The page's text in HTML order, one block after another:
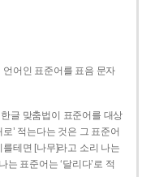
어인 표준어를 표음 문자
글 맞춤법이 표준어를 대상
’ 적는다는 것은 그 표준어
테면 [나무]라고 소리 나는
는 표준어는 ‘달리다’로 적